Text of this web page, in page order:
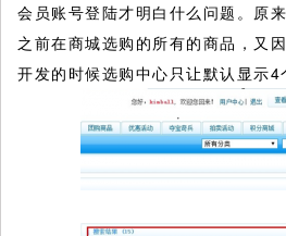
会员账号登陆才明白什么问题。原
之前在商城选购的所有的商品，又
开发的时候选购中心只让默认显示4